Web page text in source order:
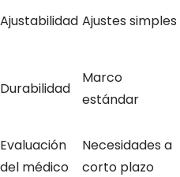
Ajustabilidad Ajustes simples
Durabilidad
Marco
estándar
Evaluación
del médico
Necesidades a
corto plazo